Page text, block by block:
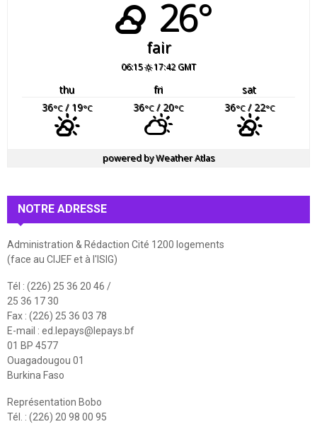
26°
fair
06:15 17:42 GMT
thu fri
sat
36°C/ 19°C 36°C/ 20°C 36°C/ 22°C
powered byWeather Atlas
NOTRE ADRESSE
Administration & Rédaction Cité 1200 logements
(face au CIJEF et à l'ISIG)
Tél : (226) 25 36 20 46 /
25 36 17 30
Fax : (226) 25 36 03 78
E-mail : ed.lepays@lepays.bf
01 BP 4577
Ouagadougou 01
Burkina Faso
Représentation Bobo
Tél. : (226) 20 98 00 95